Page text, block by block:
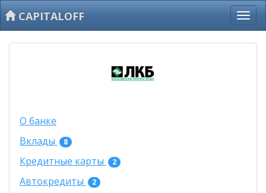
CAPITALOFF
О банке
Вклады
8
Кредитные карты 2
Автокредиты 2